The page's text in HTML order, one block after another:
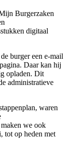
Burgerzaken
digitaal
burger een e-mail
Daar kan hij
opladen. Dit
administratieve
waren
we ook
tot op heden met